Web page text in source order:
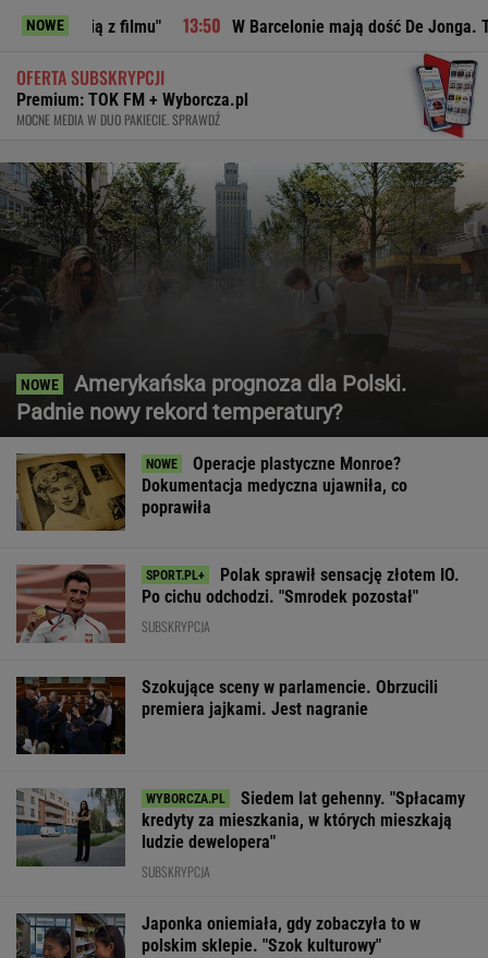
NOWE
filmu" W Barcelonie mają dość De Jonga. Ta sytuacja
OFERTA SUBSKRYPCJI
Premium: TOK FM + Wyborcza.pl
MOCNE MEDIA W DUO PAKIECIE. SPRAWDŹ
Amerykańska prognoza dla Polski.
Padnie nowy rekord temperatury?
Operacje plastyczne Monroe?
Dokumentacja medyczna ujawniła, co
poprawiła
Polak sprawił sensację złotem IO.
Po cichu odchodzi. "Smrodek pozostał"
SUBSKRYPCJA
Szokujące sceny w parlamencie. Obrzucili
premiera jajkami. Jest nagranie
Siedem lat gehenny. "Spłacamy
kredyty za mieszkania, w których mieszkają
ludzie dewelopera"
SUBSKRYPCJA
Japonka oniemiała, gdy zobaczyła to w
polskim sklepie. "Szok kulturowy"